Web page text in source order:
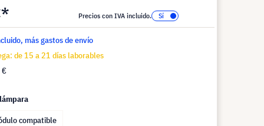
Precios con IVA incluido.
más gastos de envío
de 15 a 21 días laborables
€
compatible